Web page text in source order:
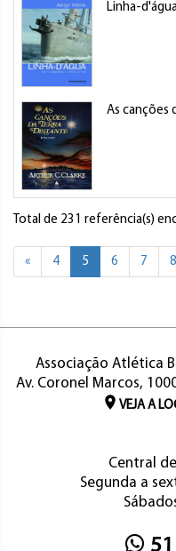
Linha-
As canções
Total de 231 referência(s)
« 4 5 6 7 8
Associação Atlética
Av. Coronel Marcos,
VEJA A
Central
Segunda a